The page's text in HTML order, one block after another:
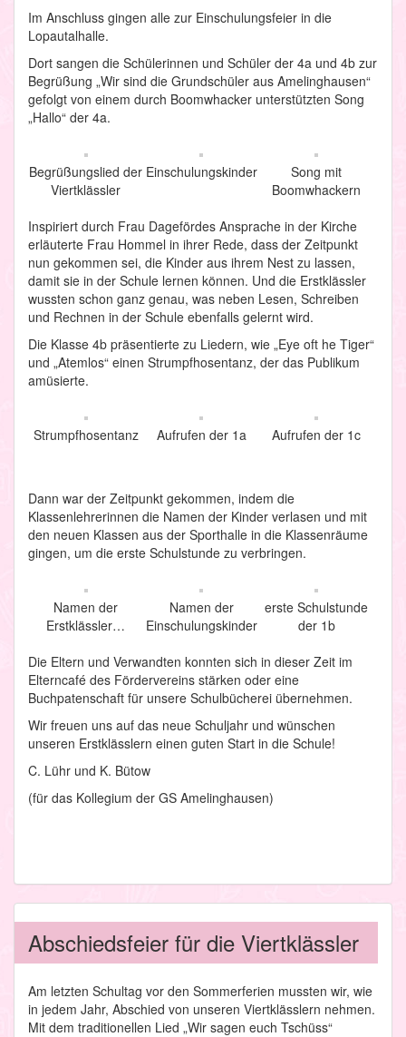
Im Anschluss gingen alle zur Einschulungsfeier in die
Lopautalhalle.
Dort sangen die Schülerinnen und Schüler der 4a und 4b zur
Begrüßung „Wir sind die Grundschüler aus Amelinghausen“
gefolgt von einem durch Boomwhacker unterstützten Song
„Hallo“ der 4a.
Begrüßungslied der
Viertklässler
Einschulungskinder
Song mit
Boomwhackern
Inspiriert durch Frau Dagefördes Ansprache in der Kirche
erläuterte Frau Hommel in ihrer Rede, dass der Zeitpunkt
nun gekommen sei, die Kinder aus ihrem Nest zu lassen,
damit sie in der Schule lernen können. Und die Erstklässler
wussten schon ganz genau, was neben Lesen, Schreiben
und Rechnen in der Schule ebenfalls gelernt wird.
Die Klasse 4b präsentierte zu Liedern, wie „Eye oft he Tiger“
und „Atemlos“ einen Strumpfhosentanz, der das Publikum
amüsierte.
Strumpfhosentanz Aufrufen der 1a Aufrufen der 1c
Dann war der Zeitpunkt gekommen, indem die
Klassenlehrerinnen die Namen der Kinder verlasen und mit
den neuen Klassen aus der Sporthalle in die Klassenräume
gingen, um die erste Schulstunde zu verbringen.
Namen der
Erstklässler…
Namen der
Einschulungskinder
erste Schulstunde
der 1b
Die Eltern und Verwandten konnten sich in dieser Zeit im
Elterncafé des Fördervereins stärken oder eine
Buchpatenschaft für unsere Schulbücherei übernehmen.
Wir freuen uns auf das neue Schuljahr und wünschen
unseren Erstklässlern einen guten Start in die Schule!
C. Lühr und K. Bütow
(für das Kollegium der GS Amelinghausen)
Abschiedsfeier für die Viertklässler
Am letzten Schultag vor den Sommerferien mussten wir, wie
in jedem Jahr, Abschied von unseren Viertklässlern nehmen.
Mit dem traditionellen Lied „Wir sagen euch Tschüss“